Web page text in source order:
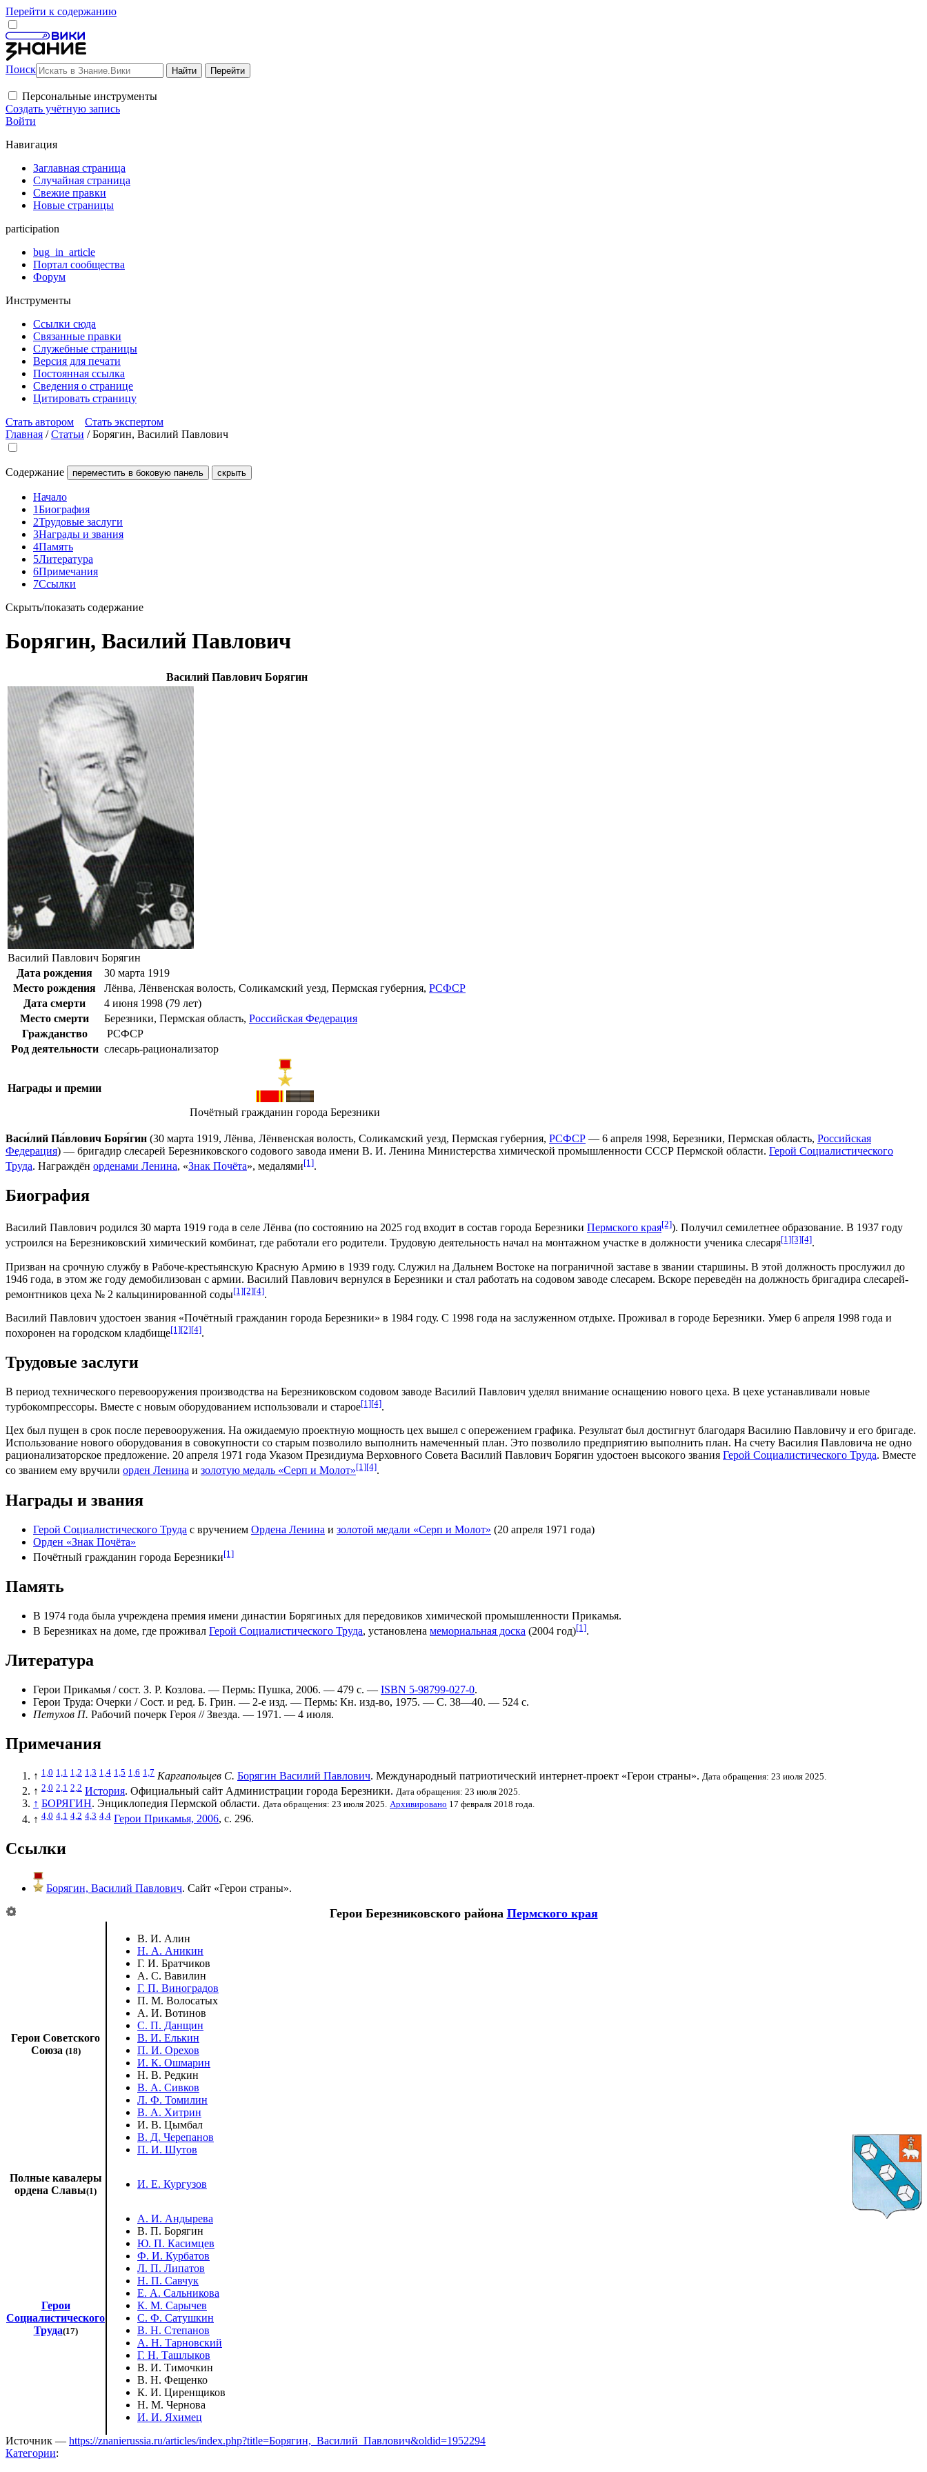
Перейти к содержанию
Поиск
Персональные инструменты
Создать учётную запись
Войти
Навигация
Заглавная страница
Случайная страница
Свежие правки
Новые страницы
participation
bug_in_article
Портал сообщества
Форум
Инструменты
Ссылки сюда
Связанные правки
Служебные страницы
Версия для печати
Постоянная ссылка
Сведения о странице
Цитировать страницу
Стать автором
Стать экспертом
Главная /Статьи /Борягин, Василий Павлович
Содержание переместить в боковую панель скрыть
Начало
1Биография
2Трудовые заслуги
3Награды и звания
4Память
5Литература
6Примечания
7Ссылки
Скрыть/показать содержание
Борягин, Василий Павлович
Василий Павлович Борягин
Василий Павлович Борягин
Дата рождения
30 марта 1919
Место рождения
Лёнва, Лёнвенская волость, Соликамский уезд, Пермская губерния, РСФСР
Дата смерти
4 июня 1998 (79 лет)
Место смерти
Березники, Пермская область, Российская Федерация
Гражданство
РСФСР
Род деятельности слесарь-рационализатор
Награды и премии
Почётный гражданин города Березники
Васи́лий Па́влович Боря́гин (30 марта 1919, Лёнва, Лёнвенская волость, Соликамский уезд, Пермская губерния, РСФСР — 6 апреля 1998, Березники, Пермская область, Российская
Федерация) — бригадир слесарей Березниковского содового завода имени В. И. Ленина Министерства химической промышленности СССР Пермской области. Герой Социалистического
Труда. Награждён орденами Ленина, «Знак Почёта», медалями[1].
Биография
Василий Павлович родился 30 марта 1919 года в селе Лёнва (по состоянию на 2025 год входит в состав города Березники Пермского края[2]). Получил семилетнее образование. В 1937 году
устроился на Березниковский химический комбинат, где работали его родители. Трудовую деятельность начал на монтажном участке в должности ученика слесаря[1][3][4].
Призван на срочную службу в Рабоче-крестьянскую Красную Армию в 1939 году. Служил на Дальнем Востоке на пограничной заставе в звании старшины. В этой должность прослужил до
1946 года, в этом же году демобилизован с армии. Василий Павлович вернулся в Березники и стал работать на содовом заводе слесарем. Вскоре переведён на должность бригадира слесарей-
ремонтников цеха № 2 кальцинированной соды[1][2][4].
Василий Павлович удостоен звания «Почётный гражданин города Березники» в 1984 году. С 1998 года на заслуженном отдыхе. Проживал в городе Березники. Умер 6 апреля 1998 года и
похоронен на городском кладбище[1][2][4].
Трудовые заслуги
В период технического перевооружения производства на Березниковском содовом заводе Василий Павлович уделял внимание оснащению нового цеха. В цехе устанавливали новые
турбокомпрессоры. Вместе с новым оборудованием использовали и старое[1][4].
Цех был пущен в срок после перевооружения. На ожидаемую проектную мощность цех вышел с опережением графика. Результат был достигнут благодаря Василию Павловичу и его бригаде.
Использование нового оборудования в совокупности со старым позволило выполнить намеченный план. Это позволило предприятию выполнить план. На счету Василия Павловича не одно
рационализаторское предложение. 20 апреля 1971 года Указом Президиума Верховного Совета Василий Павлович Борягин удостоен высокого звания Герой Социалистического Труда. Вместе
со званием ему вручили орден Ленина и золотую медаль «Серп и Молот»[1][4].
Награды и звания
Герой Социалистического Труда с вручением Ордена Ленина и золотой медали «Серп и Молот» (20 апреля 1971 года)
Орден «Знак Почёта»
Почётный гражданин города Березники[1]
Память
В 1974 года была учреждена премия имени династии Борягиных для передовиков химической промышленности Прикамья.
В Березниках на доме, где проживал Герой Социалистического Труда, установлена мемориальная доска (2004 год)[1].
Литература
Герои Прикамья / сост. З. Р. Козлова. — Пермь: Пушка, 2006. — 479 с. — ISBN 5-98799-027-0.
Герои Труда: Очерки / Сост. и ред. Б. Грин. — 2-е изд. — Пермь: Кн. изд-во, 1975. — С. 38—40. — 524 с.
Петухов П. Рабочий почерк Героя // Звезда. — 1971. — 4 июля.
Примечания
↑ 1,0 1,1 1,2 1,3 1,4 1,5 1,6 1,7 Каргапольцев С. Борягин Василий Павлович. Международный патриотический интернет-проект «Герои страны». Дата обращения: 23 июля 2025.
↑ 2,0 2,1 2,2 История. Официальный сайт Администрации города Березники. Дата обращения: 23 июля 2025.
↑ БОРЯГИН. Энциклопедия Пермской области. Дата обращения: 23 июля 2025. Архивировано 17 февраля 2018 года.
↑ 4,0 4,1 4,2 4,3 4,4 Герои Прикамья, 2006, с. 296.
Ссылки
Борягин, Василий Павлович. Сайт «Герои страны».
Герои Березниковского района Пермского края
Герои Советского
Союза (18)
В. И. Алин
Н. А. Аникин
Г. И. Братчиков
А. С. Вавилин
Г. П. Виноградов
П. М. Волосатых
А. И. Вотинов
С. П. Данщин
В. И. Елькин
П. И. Орехов
И. К. Ошмарин
Н. В. Редкин
В. А. Сивков
Л. Ф. Томилин
В. А. Хитрин
И. В. Цымбал
В. Д. Черепанов
П. И. Шутов
Полные кавалеры
ордена Славы(1)
И. Е. Кургузов
Герои
Социалистического
Труда(17)
А. И. Андырева
В. П. Борягин
Ю. П. Касимцев
Ф. И. Курбатов
Л. П. Липатов
Н. П. Савчук
Е. А. Сальникова
К. М. Сарычев
С. Ф. Сатушкин
В. Н. Степанов
А. Н. Тарновский
Г. Н. Ташлыков
В. И. Тимочкин
В. Н. Фещенко
К. И. Циренщиков
Н. М. Чернова
И. И. Яхимец
Источник — https://znanierussia.ru/articles/index.php?title=Борягин,_Василий_Павлович&oldid=1952294
Категории: